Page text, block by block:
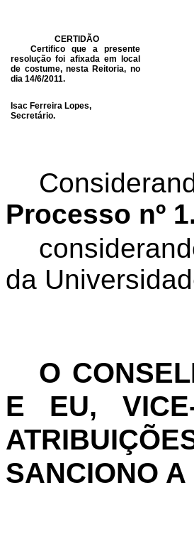
CERTIDÃO
Certifico que a presente
resolução foi afixada em local
de costume, nesta Reitoria, no
dia 14/6/2011.
Isac Ferreira Lopes,
Secretário.
Processo nº
da
O
E EU,
SANCIONO